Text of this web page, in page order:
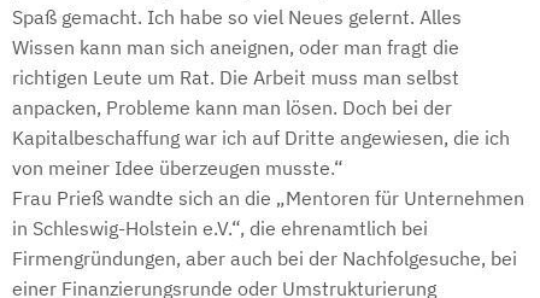
Spaß gemacht. Ich habe so viel Neues gelernt. Alles
Wissen kann man sich aneignen, oder man fragt die
richtigen Leute um Rat. Die Arbeit muss man selbst
anpacken, Probleme kann man lösen. Doch bei der
Kapitalbeschaffung war ich auf Dritte angewiesen, die ich
von meiner Idee überzeugen musste.“
Frau Prieß wandte sich an die „Mentoren für Unternehmen
in Schleswig-Holstein e.V.“, die ehrenamtlich bei
Firmengründungen, aber auch bei der Nachfolgesuche, bei
einer Finanzierungsrunde oder Umstrukturierung